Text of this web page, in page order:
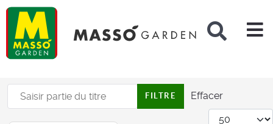
Rechercher
Saisir partie du titre FILTRE
Effacer
Afficher #